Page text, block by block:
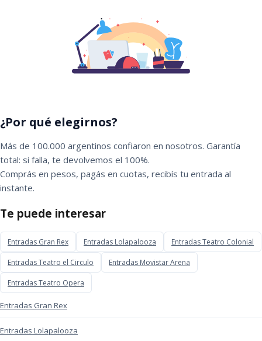
¿Por qué elegirnos?
Más de 100.000 argentinos confiaron en nosotros. Garantía
total: si falla, te devolvemos el 100%.
Comprás en pesos, pagás en cuotas, recibís tu entrada al
instante.
Te puede interesar
Entradas Gran Rex Entradas Lolapalooza Entradas Teatro Colonial
Entradas Teatro el Circulo Entradas Movistar Arena
Entradas Teatro Opera
Entradas Gran Rex
Entradas Lolapalooza